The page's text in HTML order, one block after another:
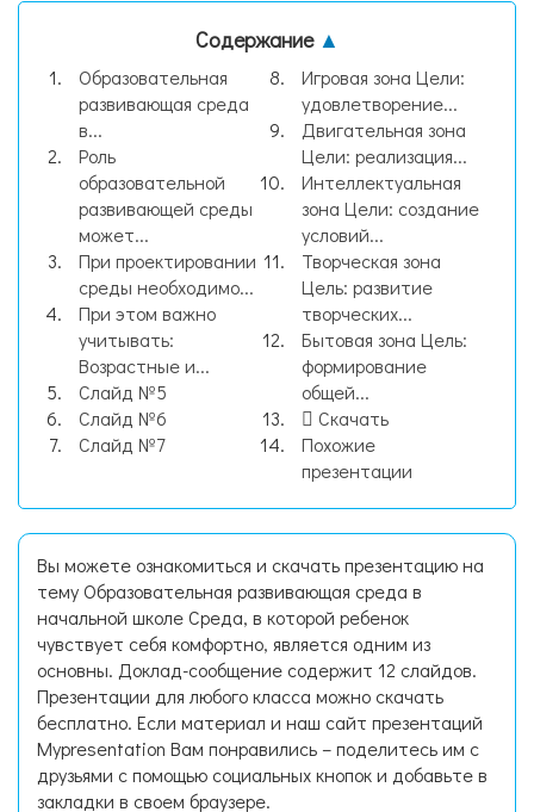
слайд №1
Содержание ▲
Образовательная
развивающая среда
в...
Роль
образовательной
развивающей среды
может...
При проектировании
среды необходимо...
При этом важно
учитывать:
Возрастные и...
Слайд №5
Слайд №6
Слайд №7
Игровая зона Цели:
удовлетворение...
Двигательная зона
Цели: реализация...
Интеллектуальная
зона Цели: создание
условий...
Творческая зона
Цель: развитие
творческих...
Бытовая зона Цель:
формирование
общей...
Скачать
Похожие
презентации
Вы можете ознакомиться и скачать презентацию на
тему Образовательная развивающая среда в
начальной школе Среда, в которой ребенок
чувствует себя комфортно, является одним из
основны. Доклад-сообщение содержит 12 слайдов.
Презентации для любого класса можно скачать
бесплатно. Если материал и наш сайт презентаций
Mypresentation Вам понравились – поделитесь им с
друзьями с помощью социальных кнопок и добавьте в
закладки в своем браузере.